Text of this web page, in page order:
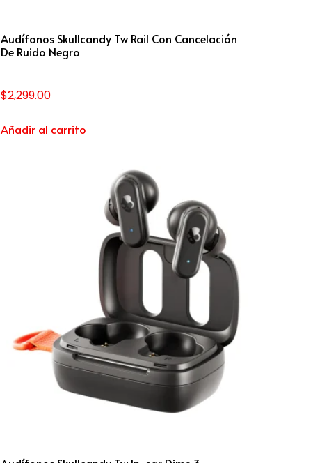
Audífonos Skullcandy Tw Rail Con Cancelación
De Ruido Negro
$2,299.00
Añadir al carrito